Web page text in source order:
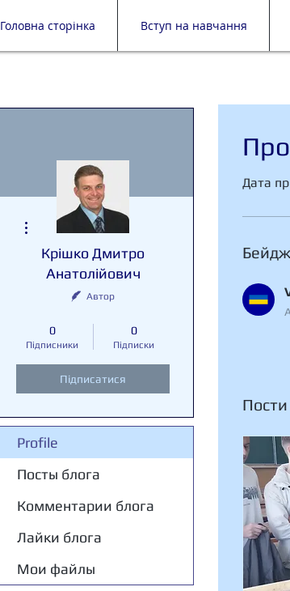
Головна сторінка Вступ на навчання
Дата
Пости
Крішко Дмитро
Анатолійович
Автор
0
Підписники
0
Підписки
Підписатися
Інші дії
Profile
Посты блога
Комментарии блога
Лайки блога
Мои файлы